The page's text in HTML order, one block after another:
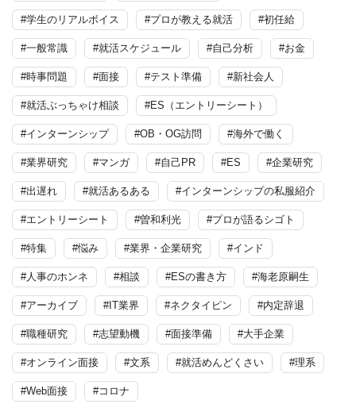
#学生のリアルボイス #プロが教える就活 #初任給
#一般常識 #就活スケジュール #自己分析 #お金
#時事問題 #面接 #テスト準備 #新社会人
#就活ぶっちゃけ相談 #ES（エントリーシート）
#インターンシップ #OB・OG訪問 #海外で働く
#業界研究 #マンガ #自己PR #ES #企業研究
#出遅れ #就活あるある #インターンシップの私服紹介
#エントリーシート #曽和利光 #プロが語るシゴト
#特集 #悩み #業界・企業研究 #インド
#人事のホンネ #相談 #ESの書き方 #海老原嗣生
#アーカイブ #IT業界 #ネクタイピン #内定辞退
#職種研究 #志望動機 #面接準備 #大手企業
#オンライン面接 #文系 #就活めんどくさい #理系
#Web面接 #コロナ